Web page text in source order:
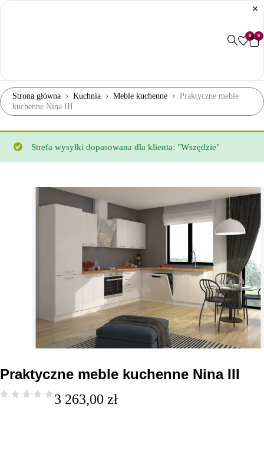
0 0
Strona główna Kuchnia Meble kuchenne
Praktyczne meble
kuchenne Nina III
Strefa wysyłki dopasowana dla klienta: "Wszędzie"
Praktyczne meble kuchenne Nina III
3 263,00 zł